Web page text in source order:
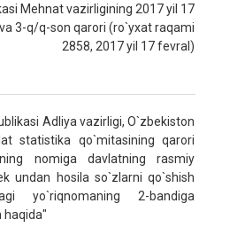
Mehnat vazirligining 2017 yil 17
3-q/q-son qarori (ro`yxat raqami
2858, 2017 yil 17 fevral)
Adliya vazirligi, O`zbekiston
statistika qo`mitasining qarori
nomiga davlatning rasmiy
undan hosila so`zlarni qo`shish
yo`riqnomaning 2-bandiga
haqida"